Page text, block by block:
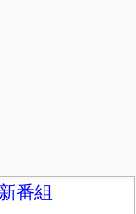
番組